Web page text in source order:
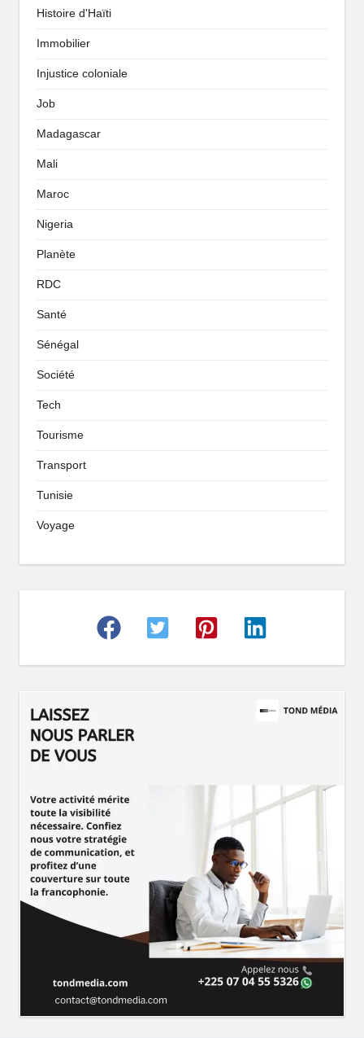
Histoire d'Haïti
Immobilier
Injustice coloniale
Job
Madagascar
Mali
Maroc
Nigeria
Planète
RDC
Santé
Sénégal
Société
Tech
Tourisme
Transport
Tunisie
Voyage